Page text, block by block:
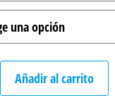
Añadir al carrito